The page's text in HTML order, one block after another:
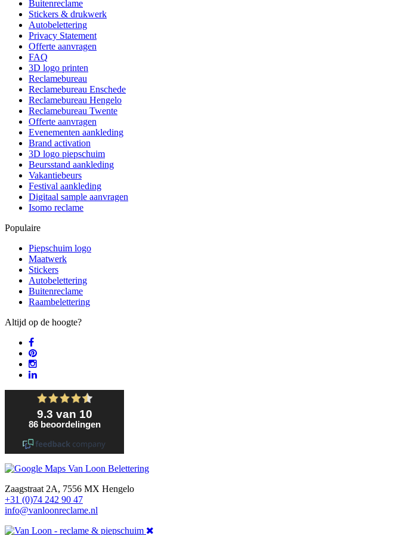
Buitenreclame
Stickers & drukwerk
Autobelettering
Privacy Statement
Offerte aanvragen
FAQ
3D logo printen
Reclamebureau
Reclamebureau Enschede
Reclamebureau Hengelo
Reclamebureau Twente
Offerte aanvragen
Evenementen aankleding
Brand activation
3D logo piepschuim
Beursstand aankleding
Vakantiebeurs
Festival aankleding
Digitaal sample aanvragen
Isomo reclame
Populaire
Piepschuim logo
Maatwerk
Stickers
Autobelettering
Buitenreclame
Raambelettering
Altijd op de hoogte?
Zaagstraat 2A, 7556 MX Hengelo
+31 (0)74 242 90 47
info@vanloonreclame.nl